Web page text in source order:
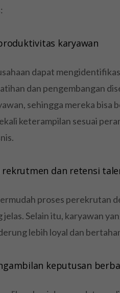
karyawan
dapat
dan pengembangan
sehingga mereka bisa
keterampilan sesuai
rekrutmen dan retensi
proses perekrutan
Selain itu, karyawan
lebih loyal dan
keputusan